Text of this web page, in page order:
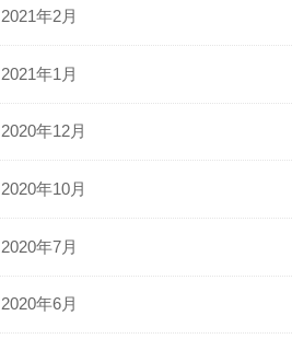
2021年2月
2021年1月
2020年12月
2020年10月
2020年7月
2020年6月